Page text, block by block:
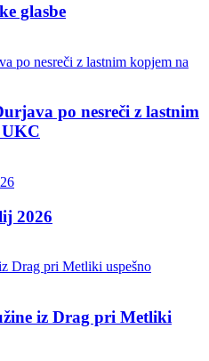
glasbe
po nesreči z lastnim
2026
iz Drag pri Metliki